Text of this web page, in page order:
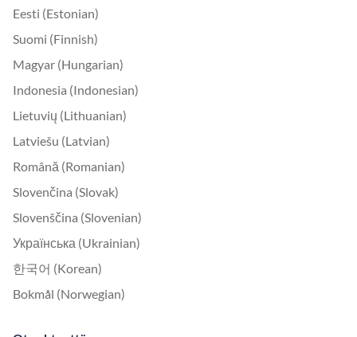
Eesti (Estonian)
Suomi (Finnish)
Magyar (Hungarian)
Indonesia (Indonesian)
Lietuvių (Lithuanian)
Latviešu (Latvian)
Română (Romanian)
Slovenčina (Slovak)
Slovenščina (Slovenian)
Українська (Ukrainian)
한국어 (Korean)
Bokmål (Norwegian)